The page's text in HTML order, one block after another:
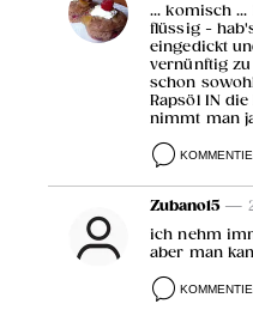
... komisch
flüssig -
eingedickt
vernünftig zu
schon
Rapsöl IN
nimmt man
Zubano15 —
ich nehm
aber man